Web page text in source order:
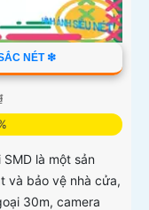
NÉT ❇
là một sản
và bảo vệ nhà cửa,
30m, camera